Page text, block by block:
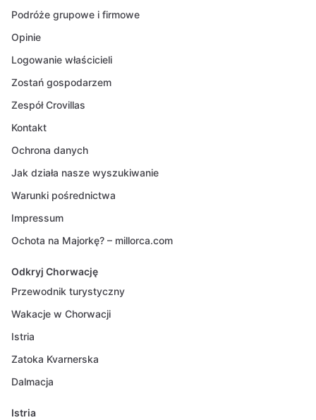
Podróże grupowe i firmowe
Opinie
Logowanie właścicieli
Zostań gospodarzem
Zespół Crovillas
Kontakt
Ochrona danych
Jak działa nasze wyszukiwanie
Warunki pośrednictwa
Impressum
Ochota na Majorkę? – millorca.com
Odkryj Chorwację
Przewodnik turystyczny
Wakacje w Chorwacji
Istria
Zatoka Kvarnerska
Dalmacja
Istria